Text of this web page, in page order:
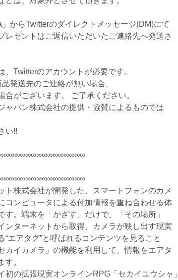
からTwitterのダイレクトメッセージ(DM)にて
レゼントはご返信いただいたご連絡先へ発送さ
Twitterのアカウントが必要です。
発送先のご連絡が無い場合、
がございます。 ご了承ください。
パン株式会社の提供・協賛によるものでは
い!!
ト株式会社が開発した、スマートフォンのカメ
コンピュータによる付加情報を重ね合わせる体
。端末を「かざす」だけで、「その場所」
ンターネットから取得、カメラが映し出す現実
エアタグ”と呼ばれるコンテンツを見ること
カイカメラ」の機能を利用して、情報をエアタ
す。
初の拡張現実オンラインRPG「セカイユウシャ」